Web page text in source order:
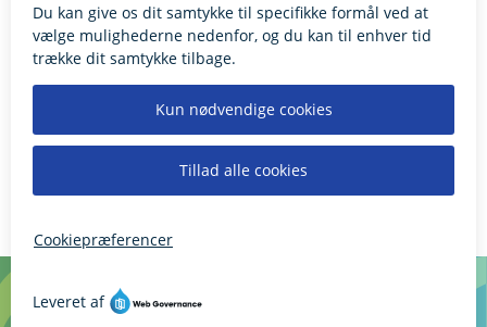
Tilgængelighedserklæring
Giv feedback til hjemmesiden